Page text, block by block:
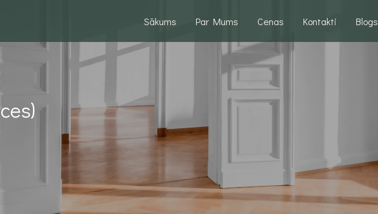
Sākums Par Mums Cenas Kontakti Blogs